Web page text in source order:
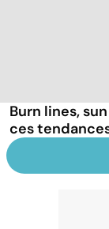
Burn lines,
ces